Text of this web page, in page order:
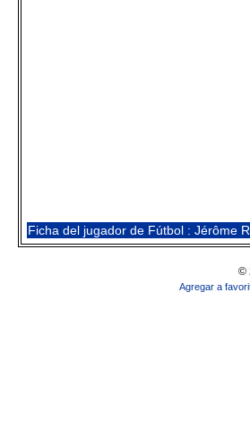
Ficha del jugador de Fútbol : Jérôme
©
Agregar a